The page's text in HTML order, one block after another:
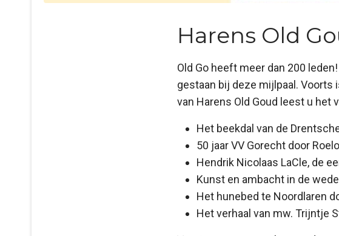
Harens Old
Old Go heeft meer dan 200
gestaan bij deze mijlpaal. Voorts
van Harens Old Goud leest u het
Het beekdal van de
50 jaar VV Gorecht door
Hendrik Nicolaas LaCle, de
Kunst en ambacht in de
Het hunebed te Noordlaren
Het verhaal van mw. Trijntje